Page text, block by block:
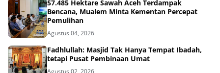
57.485 Hektare Sawah Aceh Terdampak
Bencana, Mualem Minta Kementan Percepat
Pemulihan
Agustus 04, 2026
Fadhlullah: Masjid Tak Hanya Tempat Ibadah,
tetapi Pusat Pembinaan Umat